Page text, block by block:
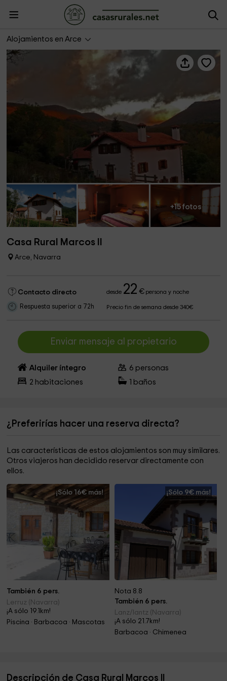
Alojamientos en Arce
Casa Rural Marcos II
+15 fotos
Casa Rural Marcos II
Arce, Navarra
Contacto directo desde 22 €persona y noche
Respuesta superior a 72h Precio fin de semana desde 340€
Enviar mensaje al propietario
Alquiler íntegro 6 personas
2 habitaciones baños
¿Preferirías hacer una reserva directa?
Las características de estos alojamientos son muy similares.
Otros viajeros han decidido reservar directamente con
ellos.
¡Sólo 16€ más!
También 6 pers.
Lerruz (Navarra)
¡A sólo 19.1km!
Piscina · Barbacoa · Mascotas
¡Sólo 9€ más!
Nota 8.8
También 6 pers.
Lanz/lantz (Navarra)
¡A sólo 21.7km!
Barbacoa · Chimenea
Descripción de Casa Rural Marcos II